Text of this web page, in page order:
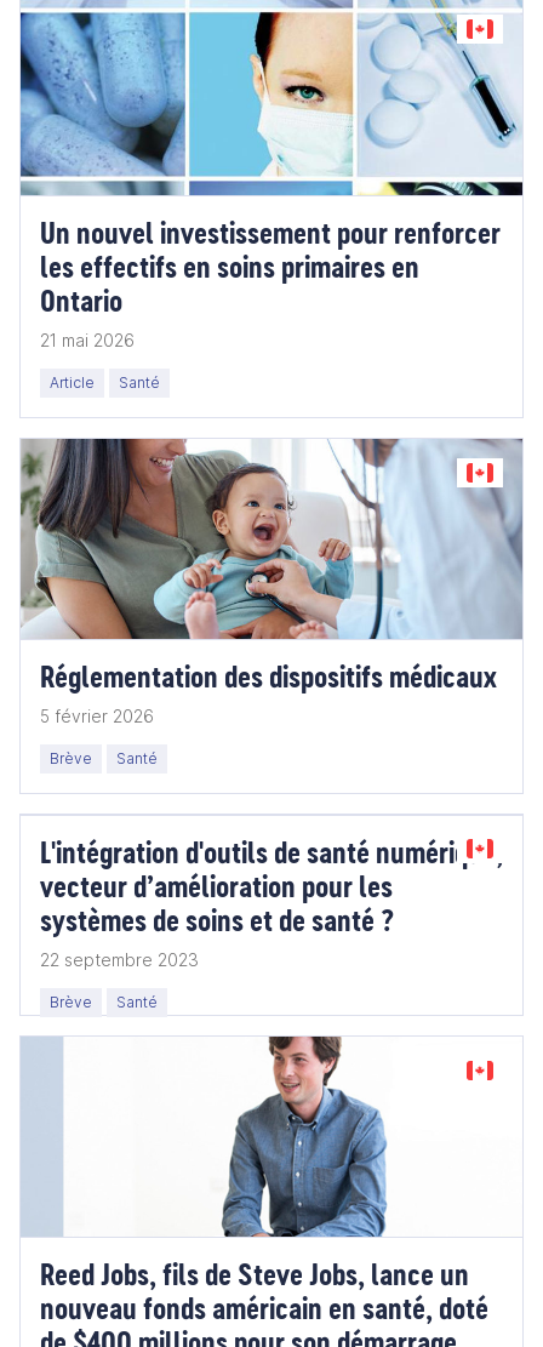
Un nouvel investissement pour renforcer
les effectifs en soins primaires en
Ontario
21 mai 2026
Article Santé
Réglementation des dispositifs médicaux
5 février 2026
Brève Santé
L'intégration d'outils de santé numérique,
vecteur d’amélioration pour les
systèmes de soins et de santé ?
22 septembre 2023
Brève Santé
Reed Jobs, fils de Steve Jobs, lance un
nouveau fonds américain en santé, doté